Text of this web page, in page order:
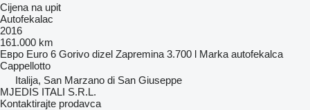
Cijena na upit
Autofekalac
2016
161.000 km
Евро Euro 6 Gorivo dizel Zapremina 3.700 l Marka autofekalca
Cappellotto
Italija, San Marzano di San Giuseppe
MJEDIS ITALI S.R.L.
Kontaktirajte prodavca